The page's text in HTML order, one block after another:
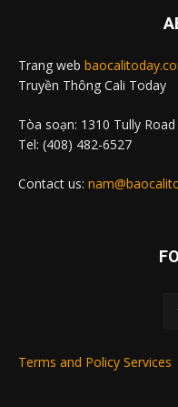
Trang web
Truyền Thông Cali Today
Tòa soạn: 1310 Tully
Tel: (408) 482-6527
Contact us:
Terms and Policy Services